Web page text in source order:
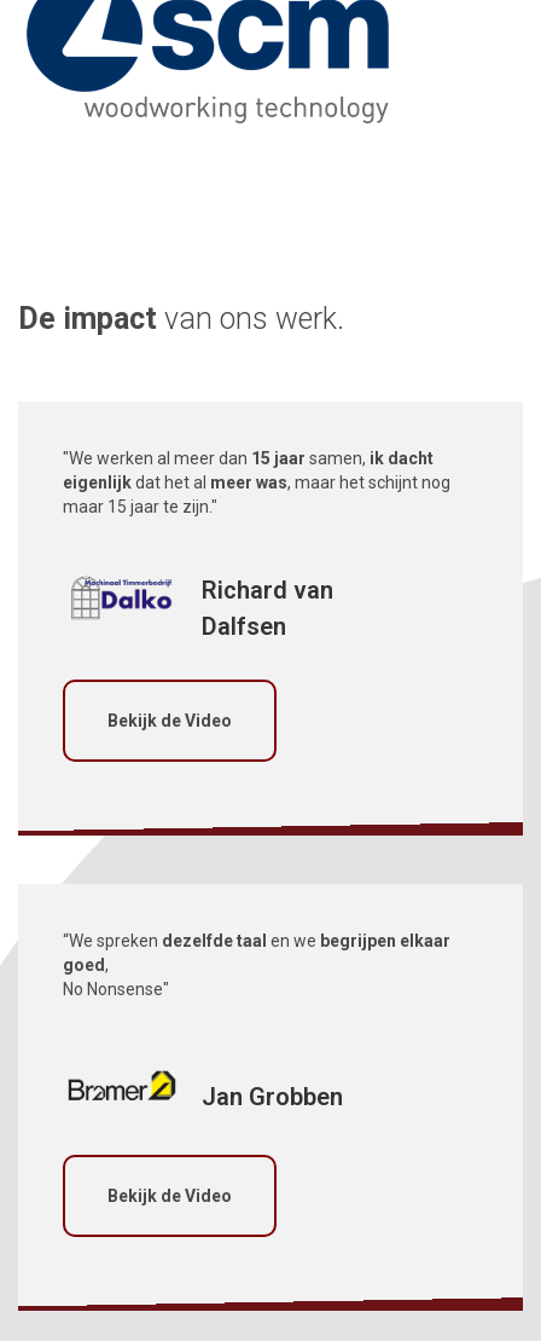
Plaats
De impact van ons werk.
"We werken al meer dan 15 jaar samen, ik dacht
eigenlijkdat het al meer was, maar het schijnt nog
maar 15 jaar te zijn."
Richard van
Dalfsen
Bekijk de Video
“We spreken dezelfde taal en we begrijpen elkaar
goed,
No Nonsense"
Jan Grobben
Bekijk de Video